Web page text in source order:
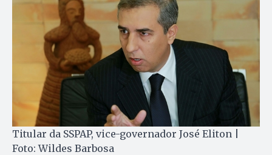
Titular da SSPAP, vice-governador José Eliton |
Foto: Wildes Barbosa